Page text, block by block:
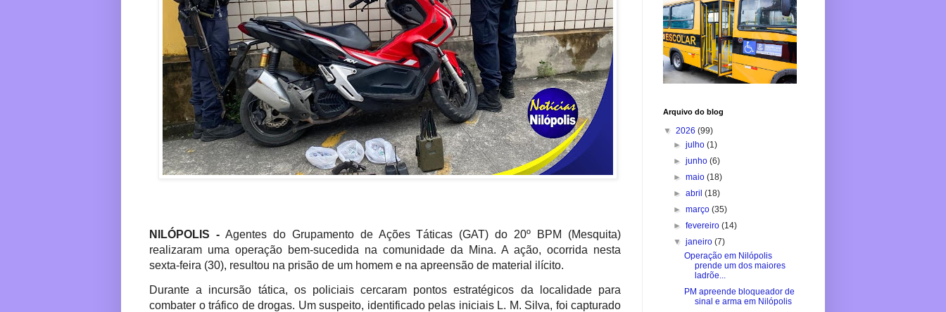
NILÓPOLIS -Agentes do Grupamento de Ações Táticas (GAT) do 20º BPM (Mesquita)
realizaram uma operação bem-sucedida na comunidade da Mina. A ação, ocorrida nesta
sexta-feira (30), resultou na prisão de um homem e na apreensão de material ilícito.
Durante a incursão tática, os policiais cercaram pontos estratégicos da localidade para
combater o tráfico de drogas. Um suspeito, identificado pelas iniciais L. M. Silva, foi capturado
Arquivo do blog
▼ 2026 (99)
►julho(1)
►junho(6)
►maio(18)
►abril(18)
►março(35)
►fevereiro(14)
▼janeiro(7)
Operação em Nilópolis
prende um dos maiores
ladrõe...
PM apreende bloqueador de
sinal e arma em Nilópolis